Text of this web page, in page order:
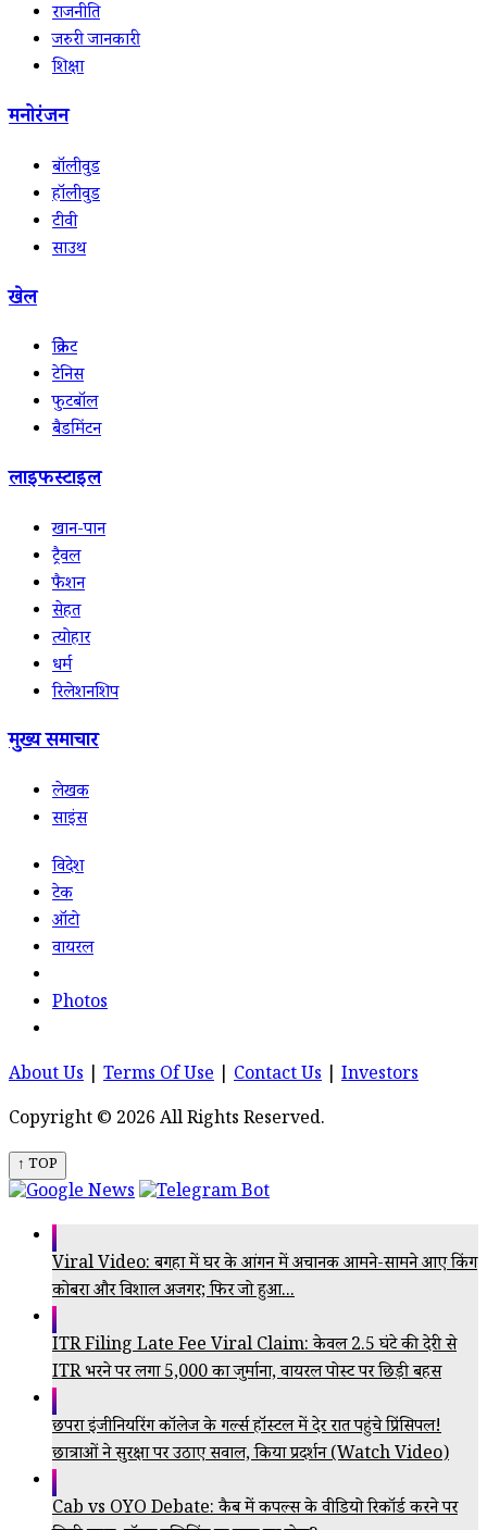
राजनीति
जरुरी जानकारी
शिक्षा
मनोरंजन
बॉलीवुड
हॉलीवुड
टीवी
साउथ
खेल
क्रिकेट
टेनिस
फुटबॉल
बैडमिंटन
लाइफस्टाइल
खान-पान
ट्रैवल
फैशन
सेहत
त्योहार
धर्म
रिलेशनशिप
मुख्य समाचार
लेखक
साइंस
विदेश
टेक
ऑटो
वायरल
Photos
About Us Terms Of Use Contact Us
Investors
Copyright © 2026 All Rights Reserved.
↑ TOP
Viral Video: बगहा में घर के आंगन में अचानक आमने-सामने आए किंग
कोबरा और विशाल अजगर; फिर जो हुआ...
ITR Filing Late Fee Viral Claim: केवल 2.5 घंटे की देरी से
ITR भरने पर लगा ₹5,000 का जुर्माना, वायरल पोस्ट पर छिड़ी बहस
छपरा इंजीनियरिंग कॉलेज के गर्ल्स हॉस्टल में देर रात पहुंचे प्रिंसिपल!
छात्राओं ने सुरक्षा पर उठाए सवाल, किया प्रदर्शन (Watch Video)
Cab vs OYO Debate: कैब में कपल्स के वीडियो रिकॉर्ड करने पर